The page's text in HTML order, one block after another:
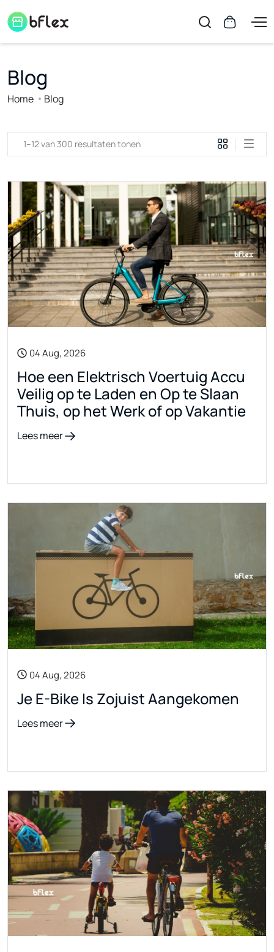
Blog
Home Blog
1–12 van 300 resultaten tonen
04 Aug, 2026
Hoe een Elektrisch Voertuig Accu
Veilig op te Laden en Op te Slaan
Thuis, op het Werk of op Vakantie
Lees meer
04 Aug, 2026
Je E-Bike Is Zojuist Aangekomen
Lees meer